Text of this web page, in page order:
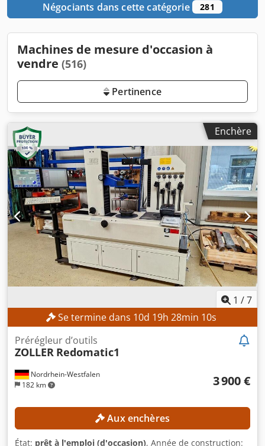
Négociants dans cette catégorie 281
Machines de mesure d'occasion à
vendre (516)
Pertinence
Enchère
1 /7
Se termine dans10d19h28min8s
Nordrhein-Westfalen
182 km
Prérégleur d’outils
ZOLLER Redomatic1
3 900 €
Aux enchères
État: prêt à l'emploi (d'occasion), Année de construction: